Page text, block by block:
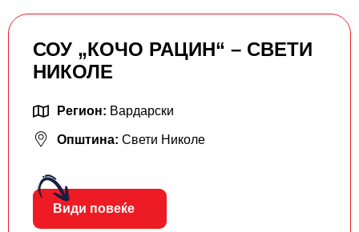
СОУ „КОЧО РАЦИН“ – СВЕТИ
НИКОЛЕ
Регион: Вардарски
Општина: Свети Николе
Види повеќе